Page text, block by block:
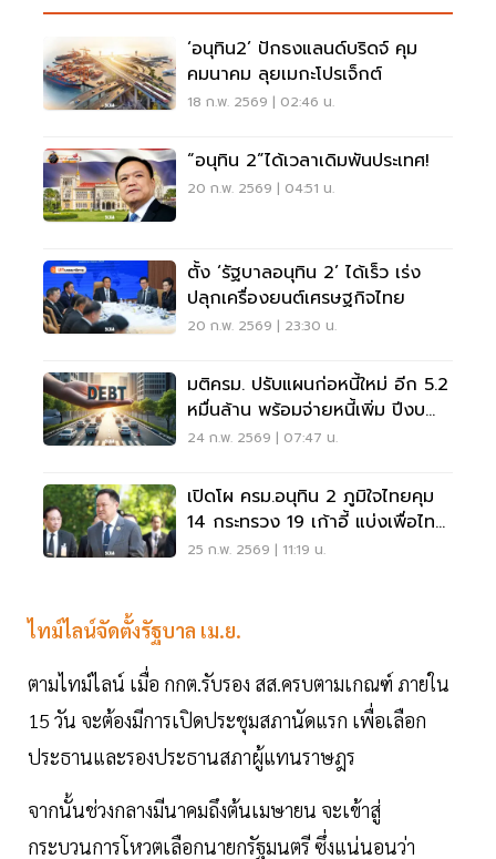
‘อนุทิน2’ ปักธงแลนด์บริดจ์ คุม
คมนาคม ลุยเมกะโปรเจ็กต์
18 ก.พ. 2569 | 02:46 น.
“อนุทิน 2”ได้เวลาเดิมพันประเทศ!
20 ก.พ. 2569 | 04:51 น.
ตั้ง ‘รัฐบาลอนุทิน 2’ ได้เร็ว เร่ง
ปลุกเครื่องยนต์เศรษฐกิจไทย
20 ก.พ. 2569 | 23:30 น.
มติครม. ปรับแผนก่อหนี้ใหม่ อีก 5.2
หมื่นล้าน พร้อมจ่ายหนี้เพิ่ม ปีงบ
69
24 ก.พ. 2569 | 07:47 น.
เปิดโผ ครม.อนุทิน 2 ภูมิใจไทยคุม
14 กระทรวง 19 เก้าอี้ แบ่งเพื่อไทย
8
25 ก.พ. 2569 | 11:19 น.
ไทม์ไลน์จัดตั้งรัฐบาล เม.ย.
ตามไทม์ไลน์ เมื่อ กกต.รับรอง สส.ครบตามเกณฑ์ ภายใน
15 วัน จะต้องมีการเปิดประชุมสภานัดแรก เพื่อเลือก
ประธานและรองประธานสภาผู้แทนราษฎร
จากนั้นช่วงกลางมีนาคมถึงต้นเมษายน จะเข้าสู่
กระบวนการโหวตเลือกนายกรัฐมนตรี ซึ่งแน่นอนว่า